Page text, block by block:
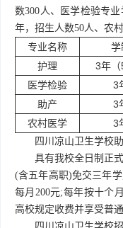
数300人、医学检验专
年，招生人数50人、农
专业名称 学
护理
3年（
医学检验
3
助产
3
农村医学
3
四川凉山卫生学校
具有我校全日制正
(含五年高职)免交三年
每月200元;每年按十个
高校规定收费并享受普